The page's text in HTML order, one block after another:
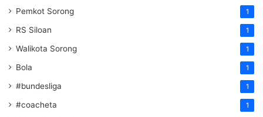
Pemkot Sorong 1
RS Siloan 1
Walikota Sorong 1
Bola 1
#bundesliga 1
#coacheta 1